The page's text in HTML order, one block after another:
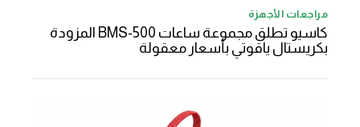
مراجعات الأجهزة
كاسيو تطلق مجموعة ساعات BMS-500 المزودة
بكريستال ياقوتي بأسعار معقولة